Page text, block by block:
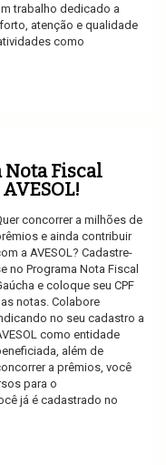
trabalho dedicado a
atenção e qualidade
como
Nota Fiscal
concorrer a milhões de
e ainda contribuir
a AVESOL? Cadastre-
no Programa Nota Fiscal
e coloque seu CPF
notas. Colabore
no seu cadastro a
como entidade
além de
a prêmios, você
para o
já é cadastrado no